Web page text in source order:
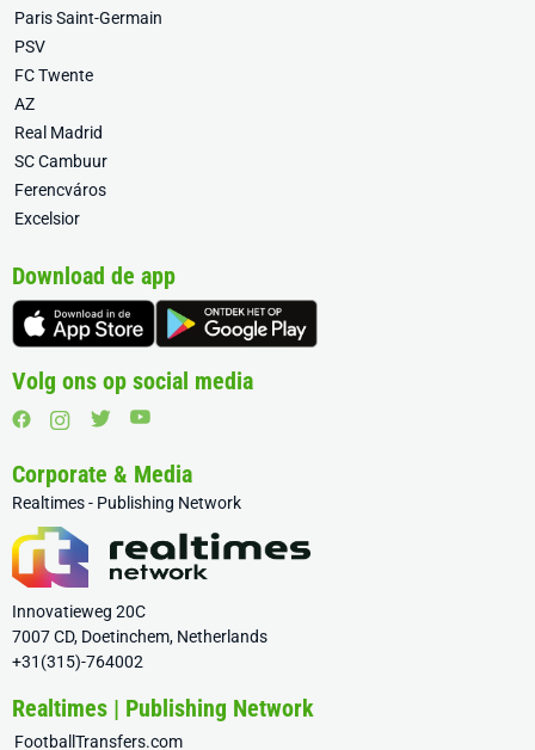
Paris Saint-Germain
PSV
FC Twente
AZ
Real Madrid
SC Cambuur
Ferencváros
Excelsior
Download de app
Volg ons op social media
Corporate & Media
Realtimes - Publishing Network
Innovatieweg 20C
7007 CD, Doetinchem, Netherlands
+31(315)-764002
Realtimes | Publishing Network
FootballTransfers.com